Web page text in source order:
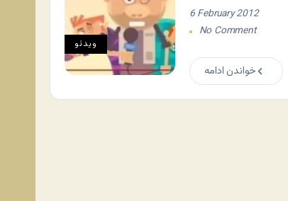
ویدئو
6 February 2012
No Comment
خواندن ادامه